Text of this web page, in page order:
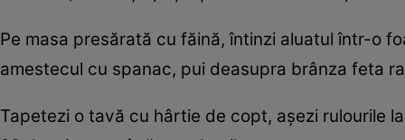
Pe masa presărată cu făină, întinzi aluatul într-o
amestecul cu spanac, pui deasupra brânza feta
Tapetezi o tavă cu hârtie de copt, așezi rulourile